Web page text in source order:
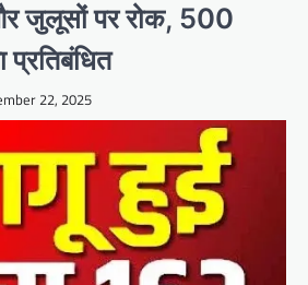
जुलूसों पर रोक, 500
प्रतिबंधित
22, 2025